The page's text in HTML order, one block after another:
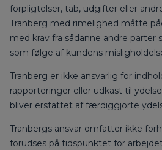
forpligtelser, tab, udgifter eller
Tranberg med rimelighed måtte
med krav fra sådanne andre parter
som følge af kundens
Tranberg er ikke ansvarlig for
rapporteringer eller udkast til
bliver erstattet af færdiggjorte
Tranbergs ansvar omfatter ikke
forudses på tidspunktet for